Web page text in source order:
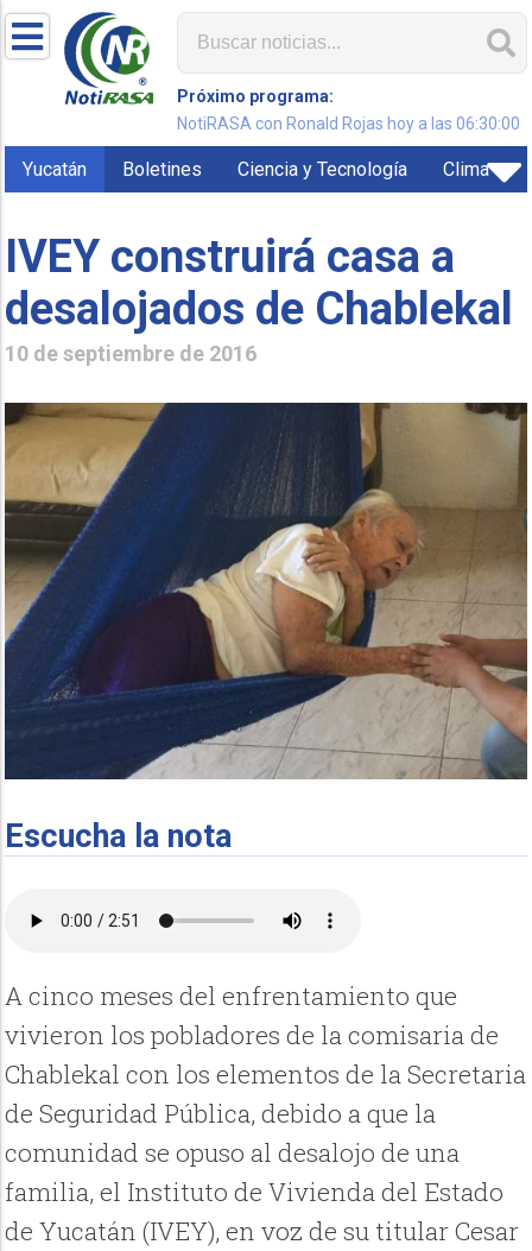
Próximo programa:
NotiRASA con Ronald Rojas hoy a las 06:30:00
Yucatán Boletines Ciencia y Tecnología Clima
IVEY construirá casa a
desalojados de Chablekal
10 de septiembre de 2016
Escucha la nota
A cinco meses del enfrentamiento que
vivieron los pobladores de la comisaria de
Chablekal con los elementos de la Secretaria
de Seguridad Pública, debido a que la
comunidad se opuso al desalojo de una
familia, el Instituto de Vivienda del Estado
de Yucatán (IVEY), en voz de su titular Cesar